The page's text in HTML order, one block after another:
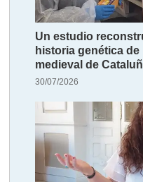
Un estudio
historia genética
medieval de
30/07/2026